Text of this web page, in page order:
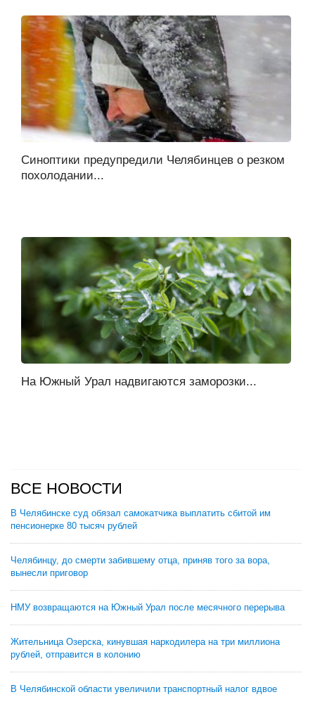
Синоптики предупредили Челябинцев о резком
похолодании...
На Южный Урал надвигаются заморозки...
ВСЕ НОВОСТИ
В Челябинске суд обязал самокатчика выплатить сбитой им
пенсионерке 80 тысяч рублей
Челябинцу, до смерти забившему отца, приняв того за вора,
вынесли приговор
НМУ возвращаются на Южный Урал после месячного перерыва
Жительница Озерска, кинувшая наркодилера на три миллиона
рублей, отправится в колонию
В Челябинской области увеличили транспортный налог вдвое